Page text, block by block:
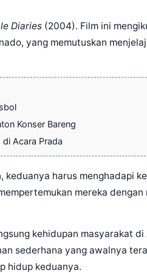
Diaries (2004). Film ini
yang memutuskan
Konser Bareng
Acara Prada
keduanya harus menghadapi
mereka dengan
kehidupan masyarakat di
sederhana yang awalnya
hidup keduanya.